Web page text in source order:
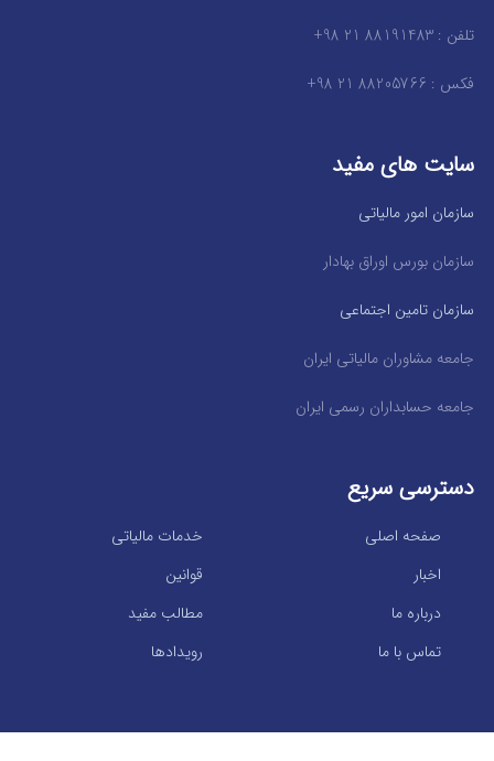
تلفن : 88191483 21 98+
فکس : 88205766 21 98+
سایت های مفید
سازمان امور مالیاتی
سازمان بورس اوراق بهادار
سازمان تامین اجتماعی
جامعه مشاوران مالیاتی ایران
جامعه حسابداران رسمی ایران
دسترسی سریع
خدمات مالیاتی
صفحه اصلی
قوانین
اخبار
مطالب مفید
درباره ما
رویدادها
تماس با ما